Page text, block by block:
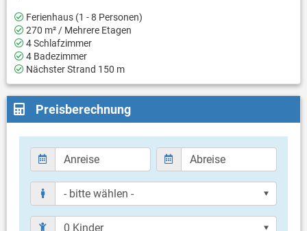
Ferienhaus (1 - 8 Personen)
270 m² / Mehrere Etagen
4 Schlafzimmer
4 Badezimmer
Nächster Strand 150 m
Preisberechnung